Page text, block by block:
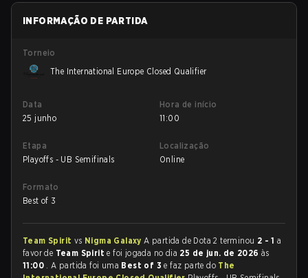
INFORMAÇÃO DE PARTIDA
Torneio
The International Europe Closed Qualifier
Data
25 junho
Hora de início
11:00
Etapa
Playoffs - UB Semifinals
Localização
Online
Formato
Best of 3
Team Spirit vs Nigma GalaxyA partida de Dota 2 terminou 2 - 1 a
favor de Team Spirite foi jogada no dia 25 de jun. de 2026às
11:00 . A partida foi uma Best of 3e faz parte do The